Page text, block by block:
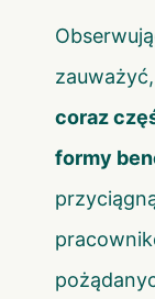
coraz
formy